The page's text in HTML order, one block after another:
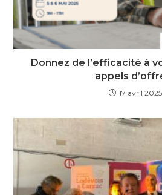
Donnez de l’efficacité à
appels
17 avril 2025